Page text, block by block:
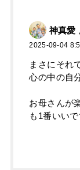
神真愛
2025-09-04
まさにそれ
心の中の自
お母さんが
も1番いいで